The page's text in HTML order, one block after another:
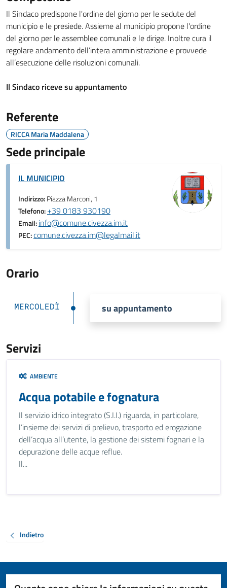
Il Sindaco predispone l'ordine del giorno per le sedute del
municipio e le presiede. Assieme al municipio propone l'ordine
del giorno per le assemblee comunali e le dirige. Inoltre cura il
regolare andamento dell’intera amministrazione e provvede
all’esecuzione delle risoluzioni comunali.
Il Sindaco riceve su appuntamento
Referente
RICCA Maria Maddalena
Sede principale
IL MUNICIPIO
Indirizzo:Piazza Marconi, 1
Telefono:+39 0183 930190
Email:info@comune.civezza.im.it
PEC:comune.civezza.im@legalmail.it
Orario
MERCOLEDÌ su appuntamento
Servizi
AMBIENTE
Acqua potabile e fognatura
Il servizio idrico integrato (S.I.I.) riguarda, in particolare,
l’insieme dei servizi di prelievo, trasporto ed erogazione
dell’acqua all’utente, la gestione dei sistemi fognari e la
depurazione delle acque reflue.
Il...
Indietro